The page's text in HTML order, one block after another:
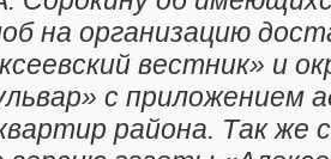
на организацию
вестник» и
с приложением
района. Так же